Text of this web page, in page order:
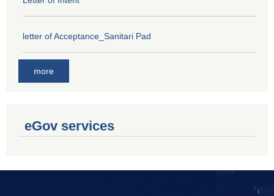
letter of Acceptance_Sanitari Pad
more
eGov services